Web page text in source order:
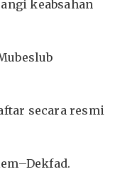
keabsahan
secara resmi